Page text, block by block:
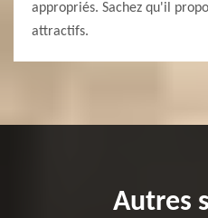
appropriés. Sachez qu'il
attractifs.
Autres